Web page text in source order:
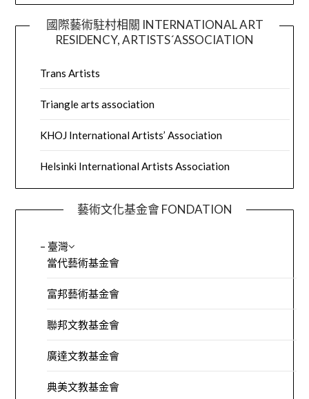
國際藝術駐村相關 INTERNATIONAL ART
RESIDENCY, ARTISTS´ASSOCIATION
Trans Artists
Triangle arts association
KHOJ International Artists’ Association
Helsinki International Artists Association
藝術文化基金會 FONDATION
– 臺灣
當代藝術基金會
富邦藝術基金會
聯邦文教基金會
廣達文教基金會
典美文教基金會